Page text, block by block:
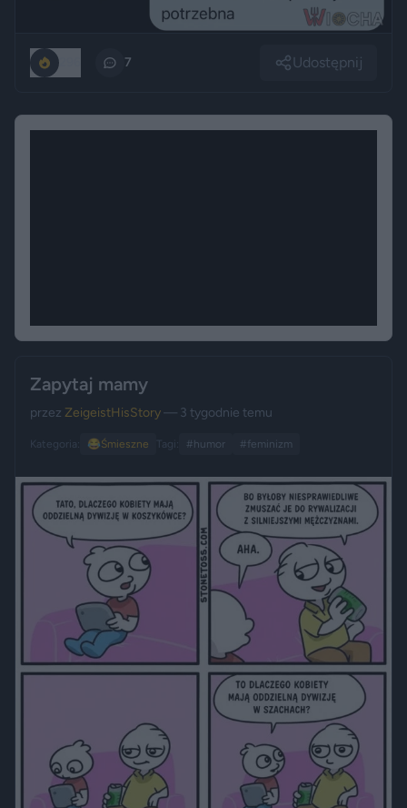
7 Udostępnij
Zapytaj mamy
przez ZeigeistHisStory— 3 tygodnie temu
Kategoria: 😂Śmieszne Tagi: #humor #feminizm